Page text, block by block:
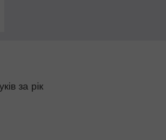
за рік